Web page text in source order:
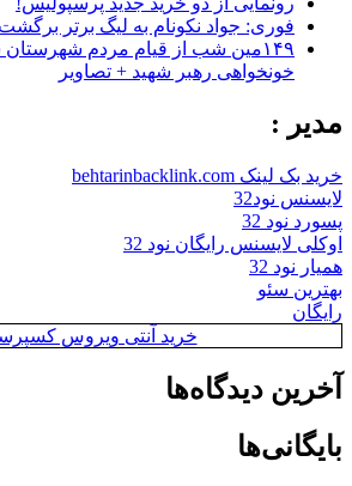
فوری: جواد نکونام به لیگ برتر برگشت
۱۴۹مین شب از قیام مردم
خونخواهی رهبر شهید + تصاویر
مدیر :
خرید بک لینک behtarinbacklink.com
لایسنس نود32
پسورد نود 32
اوکلی لایسنس رایگان نود 32
همیار نود 32
بهترین سئو
رایگان
خرید آنتی ویروس
آخرین دیدگاه‌ها
بایگانی‌ها